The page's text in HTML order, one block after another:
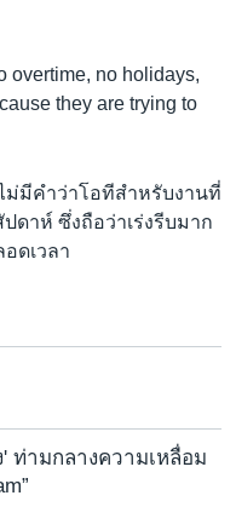
overtime, no holidays,
they are trying to
ม่มีคำว่าโอทีสำหรับงานที่
ดาห์ ซึ่งถือว่าเร่งรีบมาก
ดเวลา
ท่ามกลางความเหลื่อม